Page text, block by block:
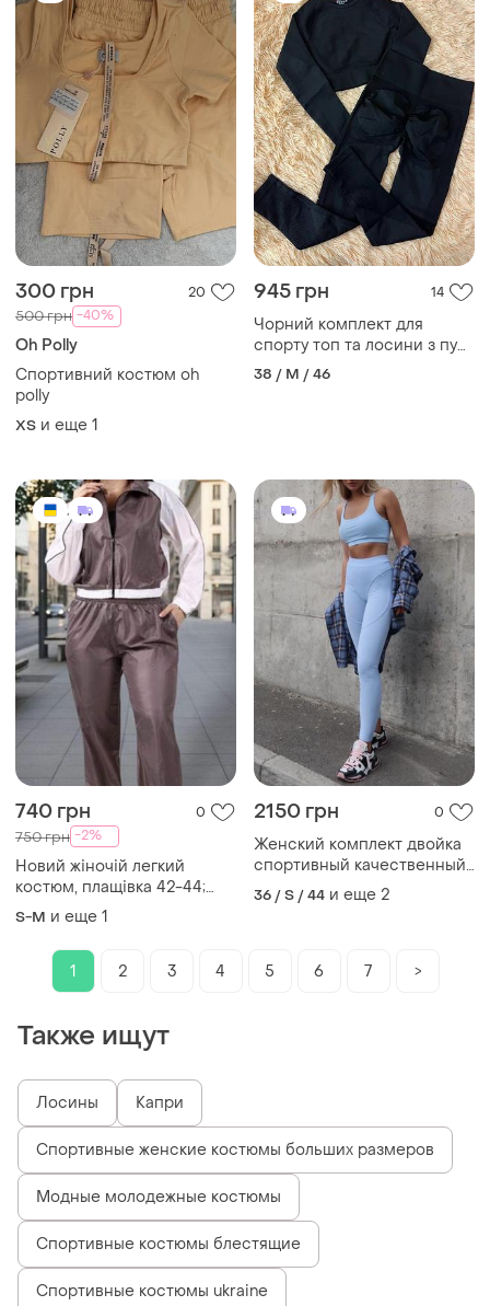
300 грн 20
500 грн -40%
Oh Polly
Спортивний костюм oh
polly
ХS и еще 1
945 грн 14
Чорний комплект для
спорту топ та лосини з пуш
ап
38 / M / 46
740 грн 0
750 грн -2%
Новий жіночій легкий
костюм, плащівка 42-44;
46-48 р.
S-M и еще 1
2150 грн 0
Женский комплект двойка
спортивный качественный
приятный материал очень
красиво смотрится
36 / S / 44 и еще 2
1 2 3 4 5 6 7 >
Также ищут
Лосины Капри
Спортивные женские костюмы больших размеров
Модные молодежные костюмы
Спортивные костюмы блестящие
Спортивные костюмы ukraine